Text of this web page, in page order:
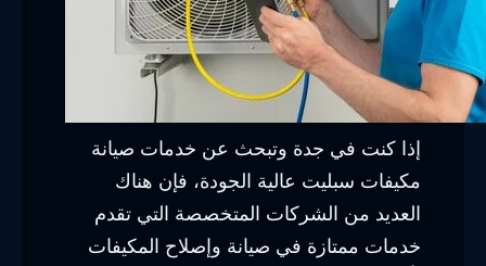
إذا كنت في جدة وتبحث عن خدمات صيانة
مكيفات سبليت عالية الجودة، فإن هناك
العديد من الشركات المتخصصة التي تقدم
خدمات ممتازة في صيانة وإصلاح المكيفات